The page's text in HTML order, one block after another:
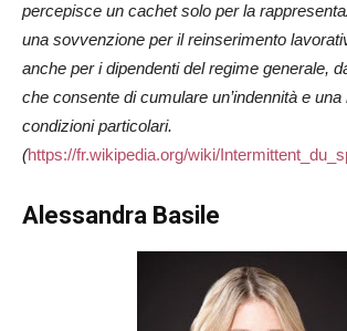
percepisce un cachet solo per la
una sovvenzione per il reinserimento
anche per i dipendenti del regime generale,
che consente di cumulare un’indennità e
condizioni particolari.
(https://fr.wikipedia.org/wiki/
Alessandra Basile